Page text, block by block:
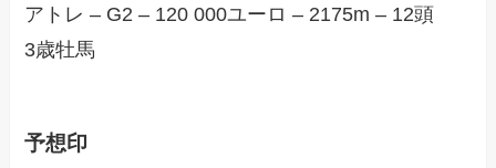
アトレ – G2 – 120 000ユーロ – 2175m – 12頭
3歳牡馬
予想印